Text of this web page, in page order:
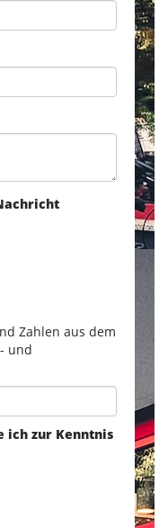
Zahlen aus dem
und
ich zur Kenntnis